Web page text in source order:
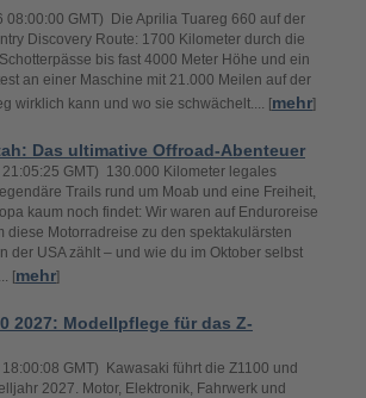
08:00:00 GMT) Die Aprilia Tuareg 660 auf der
Discovery Route: 1700 Kilometer durch die
bis fast 4000 Meter Höhe und ein
an einer Maschine mit 21.000 Meilen auf der
wirklich kann und wo sie schwächelt.... [mehr]
Das ultimative Offroad-Abenteuer
21:05:25 GMT) 130.000 Kilometer legales
Trails rund um Moab und eine Freiheit,
kaum noch findet: Wir waren auf Enduroreise
diese Motorradreise zu den spektakulärsten
der USA zählt – und wie du im Oktober selbst
[mehr]
2027: Modellpflege für das Z-
GMT) Kawasaki führt die Z1100 und
2027. Motor, Elektronik, Fahrwerk und